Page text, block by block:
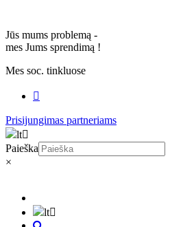
Jūs mums problemą -
mes Jums sprendimą !
Mes soc. tinkluose
Prisijungimas partneriams
lt
Paieška
×
lt